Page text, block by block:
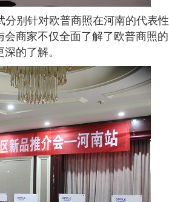
别针对欧普商照在河南的代表性
商家不仅全面了解了欧普商照的
的了解。